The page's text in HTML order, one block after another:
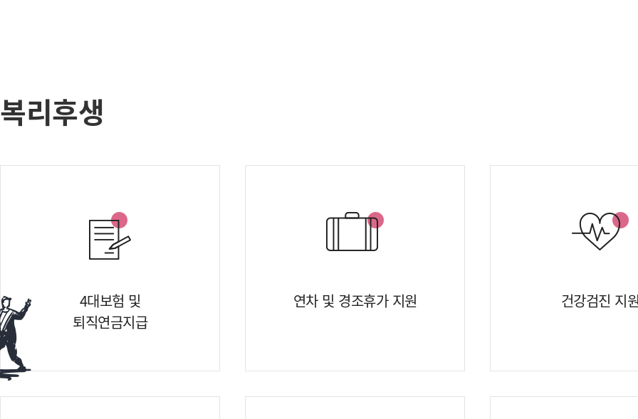
복리후생
4대보험 및
퇴직연금지급
연차 및 경조휴가 지원 건강검진 지